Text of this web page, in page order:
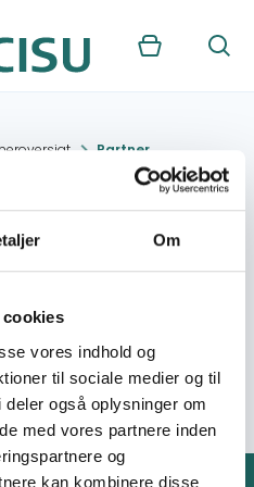
Om
cookies
vores indhold og
til sociale medier og til
også oplysninger om
med vores partnere inden
og
kan kombinere disse
Kurv Søg
Partner
Axis